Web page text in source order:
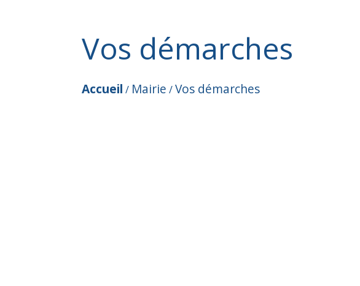
Vos démarches
Accueil / Mairie /Vos démarches